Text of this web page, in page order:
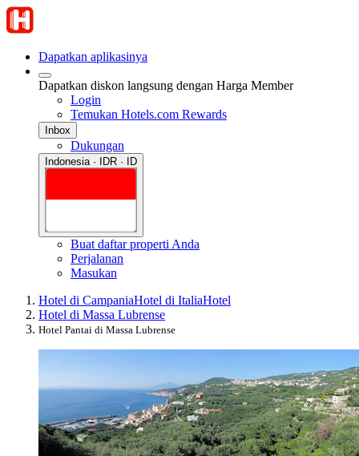
Dapatkan aplikasinya
Dapatkan diskon langsung dengan Harga Member
Login
Temukan Hotels.com Rewards
Inbox
Dukungan
Indonesia · IDR · ID
Buat daftar properti Anda
Perjalanan
Masukan
Hotel di CampaniaHotel di ItaliaHotel
Hotel di Massa Lubrense
Hotel Pantai di Massa Lubrense